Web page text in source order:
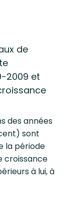
de
2009 et
des années
sont
la période
croissance
à lui, à